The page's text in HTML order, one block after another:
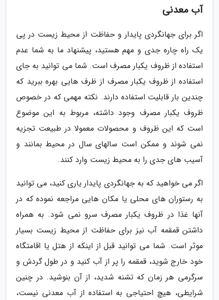
آب معدنی
اگر برای جهانگردی پایدار و حفاظت از محیط زیست در پی
یک راه چاره جدی و مهم هستید، پیشنهاد ما به شما عدم
استفاده از ظروف یکبار مصرف است. شما می توانید به جای
استفاده از ظروف یکبار مصرف از ظرف هایی بهره ببرید که
چندین بار قابلیت استفاده دارند. نکته مهمی که در خصوص
ظروف یکبار مصرف وجود داشته، مربوط به این موضوع
است که این ظروف و محصولات معمولا در طبیعت تجزیه
نمی شوند و ممکن است سالهای سال در محیط بمانند و
آسیب های جدی را به محیط زیست وارد کنند.
اگر می خواهید که به جهانگردی پایدار یاری کنید، می توانید
به رستوران های محلی یا مکان هایی مراجعه نموده که در
آنها غذا در ظروف یکبار مصرف سرو نمی شود. به همراه
داشتن قمقمه آب نیز برای حفاظت از محیط زیست بسیار
موثر است. شما می توانید قبل از اینکه از هتل یا اقامتگاه
خود خارج شوید، قمقمه را پر از آب کنید و در طول گردش و
سرگرمی هر زمان که تشنه شدید، از آن بنوشید. در چنین
شرایطی، هیچ احتیاجی به استفاده از آب معدنی نیست،